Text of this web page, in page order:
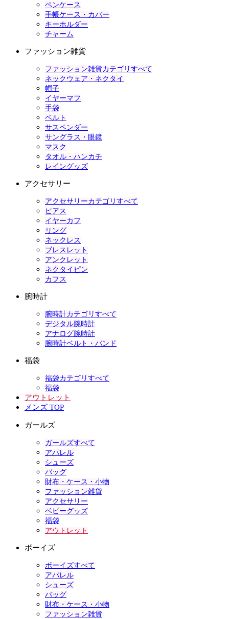
ペンケース
手帳ケース・カバー
キーホルダー
チャーム
ファッション雑貨
ファッション雑貨カテゴリすべて
ネックウェア・ネクタイ
帽子
イヤーマフ
手袋
ベルト
サスペンダー
サングラス・眼鏡
マスク
タオル・ハンカチ
レイングッズ
アクセサリー
アクセサリーカテゴリすべて
ピアス
イヤーカフ
リング
ネックレス
ブレスレット
アンクレット
ネクタイピン
カフス
腕時計
腕時計カテゴリすべて
デジタル腕時計
アナログ腕時計
腕時計ベルト・バンド
福袋
福袋カテゴリすべて
福袋
アウトレット
メンズ TOP
ガールズ
ガールズすべて
アパレル
シューズ
バッグ
財布・ケース・小物
ファッション雑貨
アクセサリー
ベビーグッズ
福袋
アウトレット
ボーイズ
ボーイズすべて
アパレル
シューズ
バッグ
財布・ケース・小物
ファッション雑貨